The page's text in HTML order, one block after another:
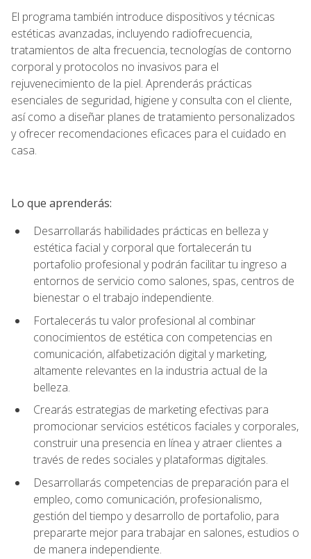
El programa también introduce dispositivos y técnicas
estéticas avanzadas, incluyendo radiofrecuencia,
tratamientos de alta frecuencia, tecnologías de contorno
corporal y protocolos no invasivos para el
rejuvenecimiento de la piel. Aprenderás prácticas
esenciales de seguridad, higiene y consulta con el cliente,
así como a diseñar planes de tratamiento personalizados
y ofrecer recomendaciones eficaces para el cuidado en
casa.
Lo que aprenderás:
Desarrollarás habilidades prácticas en belleza y
estética facial y corporal que fortalecerán tu
portafolio profesional y podrán facilitar tu ingreso a
entornos de servicio como salones, spas, centros de
bienestar o el trabajo independiente.
Fortalecerás tu valor profesional al combinar
conocimientos de estética con competencias en
comunicación, alfabetización digital y marketing,
altamente relevantes en la industria actual de la
belleza.
Crearás estrategias de marketing efectivas para
promocionar servicios estéticos faciales y corporales,
construir una presencia en línea y atraer clientes a
través de redes sociales y plataformas digitales.
Desarrollarás competencias de preparación para el
empleo, como comunicación, profesionalismo,
gestión del tiempo y desarrollo de portafolio, para
prepararte mejor para trabajar en salones, estudios o
de manera independiente.